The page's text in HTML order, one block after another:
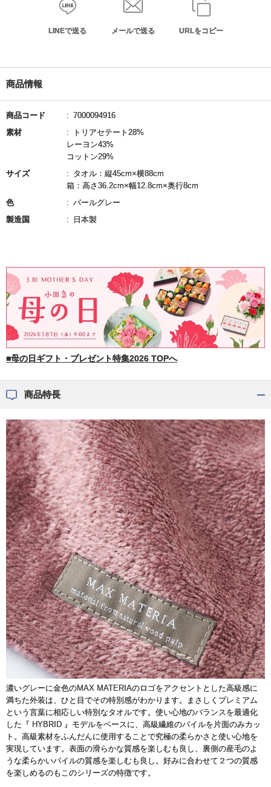
LINEで送る メールで送る URLをコピー
商品情報
商品コード
7000094916
素材
トリアセテート28%
レーヨン43%
コットン29%
サイズ
タオル：縦45cm×横88cm
箱：高さ36.2cm×幅12.8cm×奥行8cm
色
パールグレー
製造国
日本製
■母の日ギフト・プレゼント特集2026 TOPへ
商品特長
濃いグレーに金色のMAX MATERIAのロゴをアクセントとした高級感に
満ちた外装は、ひと目でその特別感がわかります。まさしくプレミアム
という言葉に相応しい特別なタオルです。使い心地のバランスを最適化
した『 HYBRID 』モデルをベースに、高級繊維のパイルを片面のみカッ
ト。高級素材をふんだんに使用することで究極の柔らかさと使い心地を
実現しています。表面の滑らかな質感を楽しむも良し、裏側の産毛のよ
うな柔らかいパイルの質感を楽しむも良し。好みに合わせて２つの質感
を楽しめるのもこのシリーズの特徴です。